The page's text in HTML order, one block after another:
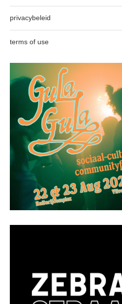
privacybeleid
terms of use